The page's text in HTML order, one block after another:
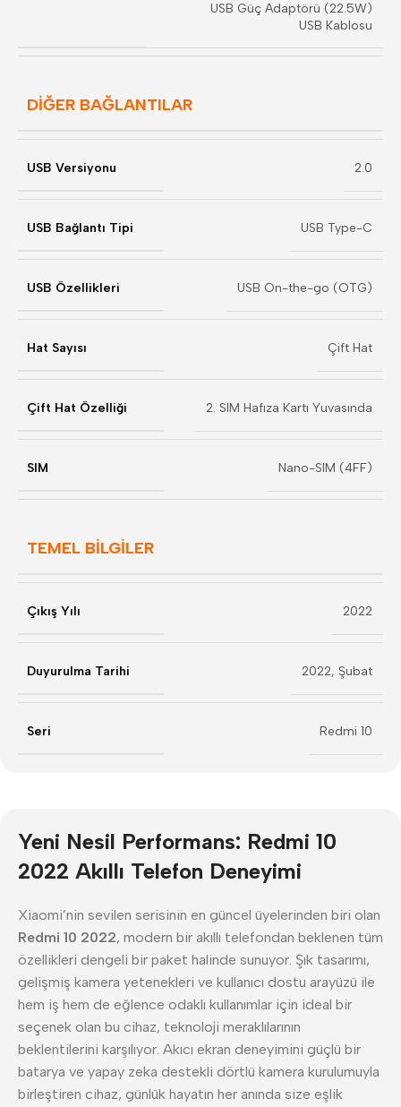
USB Güç Adaptörü (22.5W)
USB Kablosu
DİĞER BAĞLANTILAR
USB Versiyonu 2.0
USB Bağlantı Tipi USB Type-C
USB Özellikleri USB On-the-go (OTG)
Hat Sayısı Çift Hat
Çift Hat Özelliği 2. SIM Hafıza Kartı Yuvasında
SIM Nano-SIM (4FF)
TEMEL BİLGİLER
Çıkış Yılı 2022
Duyurulma Tarihi 2022, Şubat
Seri Redmi 10
Yeni Nesil Performans: Redmi 10
2022 Akıllı Telefon Deneyimi
Xiaomi’nin sevilen serisinin en güncel üyelerinden biri olan
Redmi 10 2022, modern bir akıllı telefondan beklenen tüm
özellikleri dengeli bir paket halinde sunuyor. Şık tasarımı,
gelişmiş kamera yetenekleri ve kullanıcı dostu arayüzü ile
hem iş hem de eğlence odaklı kullanımlar için ideal bir
seçenek olan bu cihaz, teknoloji meraklılarının
beklentilerini karşılıyor. Akıcı ekran deneyimini güçlü bir
batarya ve yapay zeka destekli dörtlü kamera kurulumuyla
birleştiren cihaz, günlük hayatın her anında size eşlik